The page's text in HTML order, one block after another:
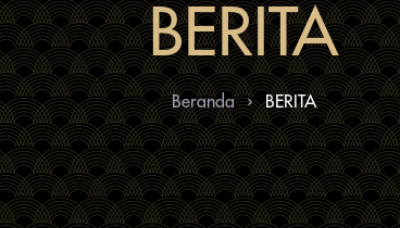
BERITA
Beranda BERITA